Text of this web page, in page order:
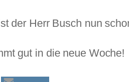
der Herr Busch nun
gut in die neue Woche!